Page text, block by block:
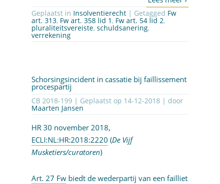
Geplaatst in Insolventierecht | Getagged Fw
art. 313, Fw art. 358 lid 1 , Fw art. 54 lid 2,
pluraliteitsvereiste, schuldsanering,
verrekening
Schorsingsincident in cassatie bij faillissement
procespartij
CB 2018-199 | Geplaatst op 14-12-2018| door
Maarten Jansen
HR 30 november 2018,
ECLI:NL:HR:2018:2220 (De Vijf
Musketiers/curatoren)
Art. 27 Fwbiedt de wederpartij van een failliet